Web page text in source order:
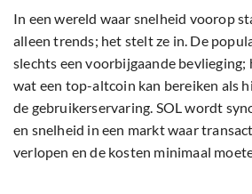
In een wereld waar snelheid voorop
alleen trends; het stelt ze in. De
slechts een voorbijgaande bevlieging;
wat een top-altcoin kan bereiken als
de gebruikerservaring. SOL wordt
en snelheid in een markt waar
verlopen en de kosten minimaal